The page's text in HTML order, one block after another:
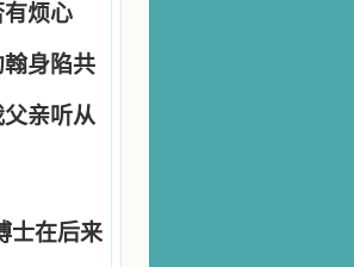
烦心
身陷共
亲听从
士在后来